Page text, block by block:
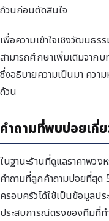
ถ้วนก่อนตัดสินใจ
เพื่อความเข้าใจเชิงวัฒนธ
สามารถศึกษาเพิ่มเติมจาก
ซึ่งอธิบายความเป็นมา ควา
ถ้วน
คำถามที่พบบ่อยเกี่
ในฐานะร้านที่ดูแลราคาพว
คำถามที่ลูกค้าถามบ่อยที่สุด
ครอบครัวได้ใช้เป็นข้อมูลป
ประสบการณ์ตรงของทีมที่